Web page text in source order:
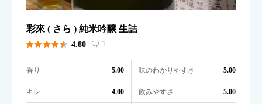
彩來 ( さら ) 純米吟醸 生詰
 4.80  1
香り 5.00 味のわかりやすさ 5.00
キレ 4.00 飲みやすさ 5.00